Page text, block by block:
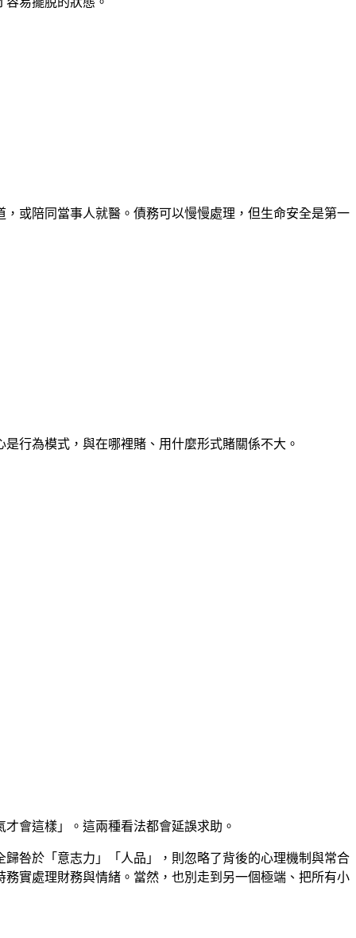
或陪同當事人就醫。債務可以慢慢處理，但生命安全是第一
行為模式，與在哪裡賭、用什麼形式賭關係不大。
會這樣」。這兩種看法都會延誤求助。
咎於「意志力」「人品」，則忽略了背後的心理機制與常合
實處理財務與情緒。當然，也別走到另一個極端、把所有小